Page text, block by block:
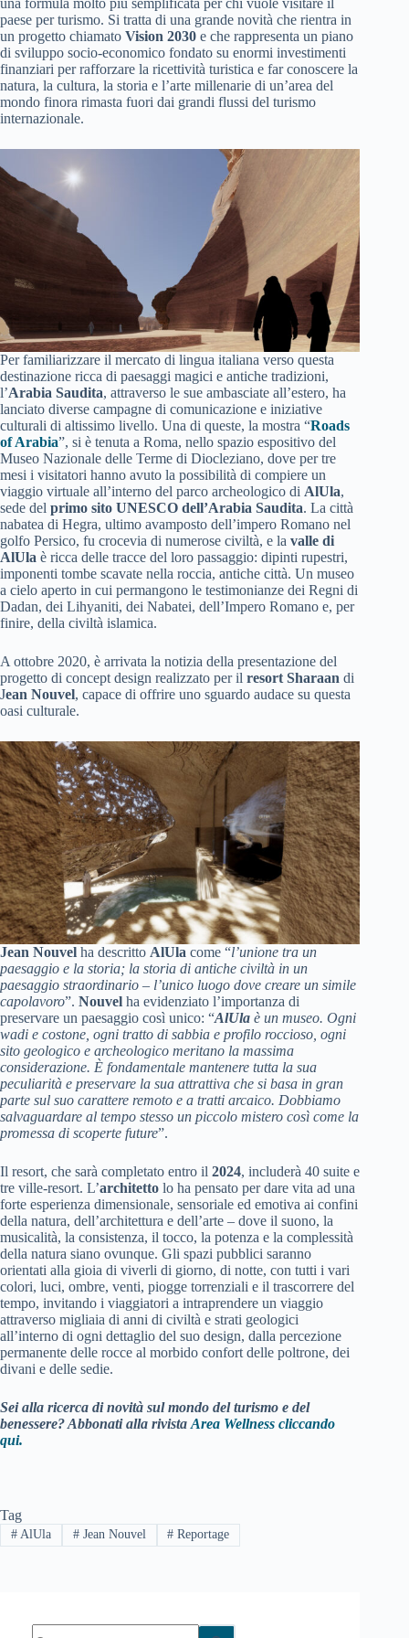
una formula molto più semplificata per chi vuole visitare il
paese per turismo. Si tratta di una grande novità che rientra in
un progetto chiamato Vision 2030 e che rappresenta un piano
di sviluppo socio-economico fondato su enormi investimenti
finanziari per rafforzare la ricettività turistica e far conoscere la
natura, la cultura, la storia e l’arte millenarie di un’area del
mondo finora rimasta fuori dai grandi flussi del turismo
internazionale.
Per familiarizzare il mercato di lingua italiana verso questa
destinazione ricca di paesaggi magici e antiche tradizioni,
l’Arabia Saudita, attraverso le sue ambasciate all’estero, ha
lanciato diverse campagne di comunicazione e iniziative
culturali di altissimo livello. Una di queste, la mostra “Roads
of Arabia”, si è tenuta a Roma, nello spazio espositivo del
Museo Nazionale delle Terme di Diocleziano, dove per tre
mesi i visitatori hanno avuto la possibilità di compiere un
viaggio virtuale all’interno del parco archeologico di AlUla,
sede del primo sito UNESCO dell’Arabia Saudita. La città
nabatea di Hegra, ultimo avamposto dell’impero Romano nel
golfo Persico, fu crocevia di numerose civiltà, e la valle di
AlUla è ricca delle tracce del loro passaggio: dipinti rupestri,
imponenti tombe scavate nella roccia, antiche città. Un museo
a cielo aperto in cui permangono le testimonianze dei Regni di
Dadan, dei Lihyaniti, dei Nabatei, dell’Impero Romano e, per
finire, della civiltà islamica.
A ottobre 2020, è arrivata la notizia della presentazione del
progetto di concept design realizzato per il resort Sharaan di
Jean Nouvel, capace di offrire uno sguardo audace su questa
oasi culturale.
Jean Nouvel ha descritto AlUla come “l’unione tra un
paesaggio e la storia; la storia di antiche civiltà in un
paesaggio straordinario – l’unico luogo dove creare un simile
capolavoro”. Nouvel ha evidenziato l’importanza di
preservare un paesaggio così unico: “AlUla è un museo. Ogni
wadi e costone, ogni tratto di sabbia e profilo roccioso, ogni
sito geologico e archeologico meritano la massima
considerazione. È fondamentale mantenere tutta la sua
peculiarità e preservare la sua attrattiva che si basa in gran
parte sul suo carattere remoto e a tratti arcaico. Dobbiamo
salvaguardare al tempo stesso un piccolo mistero così come la
promessa di scoperte future”.
Il resort, che sarà completato entro il 2024, includerà 40 suite e
tre ville-resort. L’architetto lo ha pensato per dare vita ad una
forte esperienza dimensionale, sensoriale ed emotiva ai confini
della natura, dell’architettura e dell’arte – dove il suono, la
musicalità, la consistenza, il tocco, la potenza e la complessità
della natura siano ovunque. Gli spazi pubblici saranno
orientati alla gioia di viverli di giorno, di notte, con tutti i vari
colori, luci, ombre, venti, piogge torrenziali e il trascorrere del
tempo, invitando i viaggiatori a intraprendere un viaggio
attraverso migliaia di anni di civiltà e strati geologici
all’interno di ogni dettaglio del suo design, dalla percezione
permanente delle rocce al morbido confort delle poltrone, dei
divani e delle sedie.
Sei alla ricerca di novità sul mondo del turismo e del
benessere? Abbonati alla rivista Area Wellness cliccando
qui.
Tag
#AlUla #Jean Nouvel # Reportage